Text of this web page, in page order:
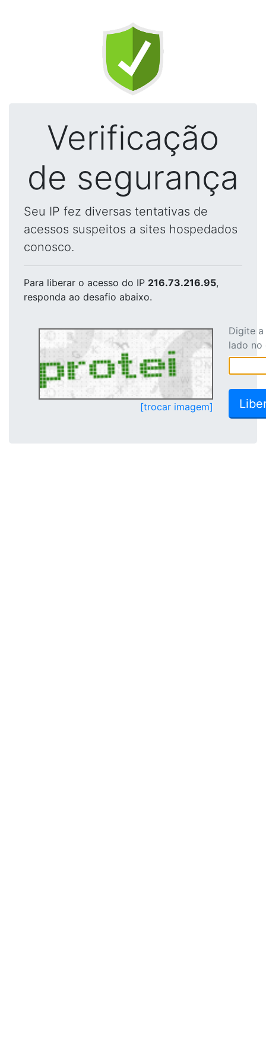
Verificação
de segurança
Seu IP fez diversas tentativas de
acessos suspeitos a sites hospedados
conosco.
Para liberar o acesso do IP 216.73.216.95,
responda ao desafio abaixo.
[trocar imagem]
Digite
lado no